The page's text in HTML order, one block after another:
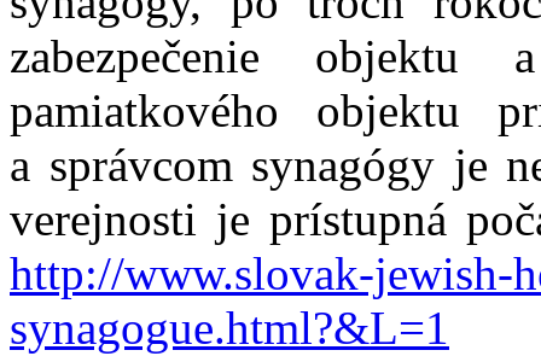
zabezpečenie objektu
pamiatkového objektu
a správcom synagógy je
verejnosti je prístupná
http://www.slovak-jewish-
synagogue.html?&L=1